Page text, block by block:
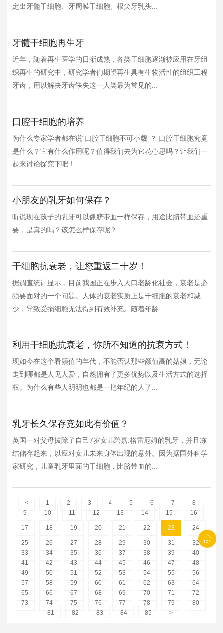
定出牙髓干细胞、牙周膜干细胞、根尖牙乳头...
牙髓干细胞再生牙
近年，随着再生医学的日渐成熟，各类干细胞逐渐被应用在牙组
织再生的研究中，研究学者们期望再生具有生物活性的组织工程
牙齿，用以解决牙齿缺失这一人类最为常见的...
口腔干细胞的培养
为什么专家学者都在说“口腔干细胞不可小觑”？ 口腔干细胞究竟
是什么？它有什么作用呢？值得我们去为它花心思吗？让我们一
起来讨论探究下吧！
小朋友的乳牙如何保存？
听说现在孩子的乳牙可以像脐带血一样保存，用途比脐带血还重
要，是真的吗？该怎么样保存呢？
干细胞抗衰老，让您重返二十岁！
据调查统计显示，目前我国正在步入人口老龄化社会，衰老是必
须要面对的一个问题。人体的衰老实质上是干细胞的衰老和减
少，导致受损细胞无法得到有效补充。随着年龄...
利用干细胞抗衰老，你所不知道的抗衰方式！
现如今在这个看颜值的年代，不能否认那些颜值高的姑娘，无论
走到哪都是人见人爱，自然拥有了更多优势以及生活方式的选择
权。为什么有些人明明也都是一把年纪的人了...
乳牙长久保存竞如此有价值？
英国一对父母拔除了自己7岁女儿碧嘉.格雷厄姆的乳牙，并且冻
结储存起来，以应对女儿未来身体出现的意外。因为据国外科学
家研究，儿童乳牙里面的干细胞，比脐带血的...
< 1 2 3 4 5 6 7
8
9
10 11 12 13 14 15 16
17 18 19 20 21 22 23 24
25 26 27 28 29 30 31
32
33
34 35 36 37 38 39
40
41
42 43 44 45 46 47
48
49
50 51 52 53 54 55
56
57
58 59 60 61 62 63
64
65
66 67 68 69 70 71
72
73
74 75 76 77 78 79
80
81
82 83 84 85 >